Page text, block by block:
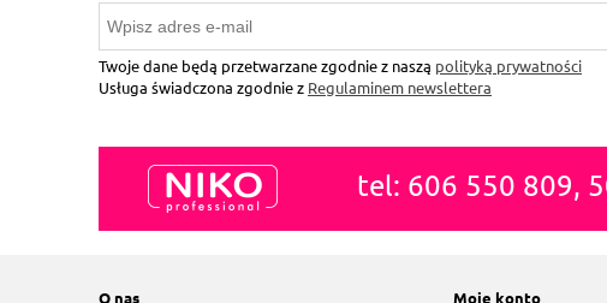
Twoje dane będą przetwarzane zgodnie z naszą polityką prywatności
Usługa świadczona zgodnie z Regulaminem newslettera
tel: 606 550 809,
O nas Moje konto